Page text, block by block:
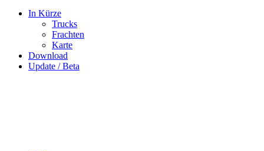
In Kürze
Trucks
Frachten
Karte
Download
Update / Beta